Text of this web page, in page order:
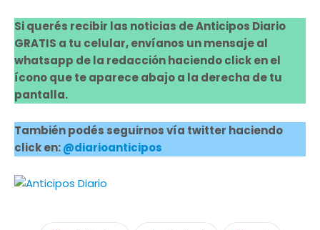
Si querés recibir las noticias de Anticipos Diario
GRATIS a tu celular, envíanos un mensaje al
whatsapp de la redacción haciendo click en el
ícono que te aparece abajo a la derecha de tu
pantalla.
También podés seguirnos vía twitter haciendo
click en:@diarioanticipos